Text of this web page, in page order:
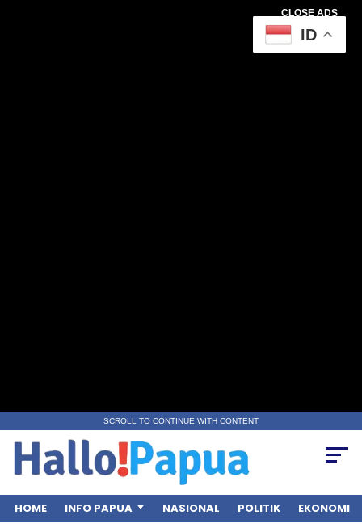
CLOSE ADS
SCROLL TO CONTINUE WITH CONTENT
HOME INFO PAPUA NASIONAL POLITIK EKONOMI
ID